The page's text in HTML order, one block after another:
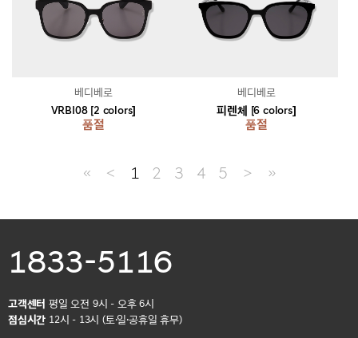
VRBI08 [2 colors]
품절
베디베로
피렌체 [6 colors]
품절
베디베로
≪ ＜ 1 2 3 4 5 ＞ ≫
1833-5116
고객센터 평일 오전 9시 - 오후 6시
점심시간 12시 - 13시 (토·일·공휴일 휴무)